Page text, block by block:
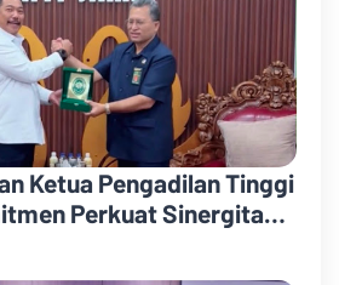
Ketua Pengadilan Tinggi
Perkuat Sinergitas